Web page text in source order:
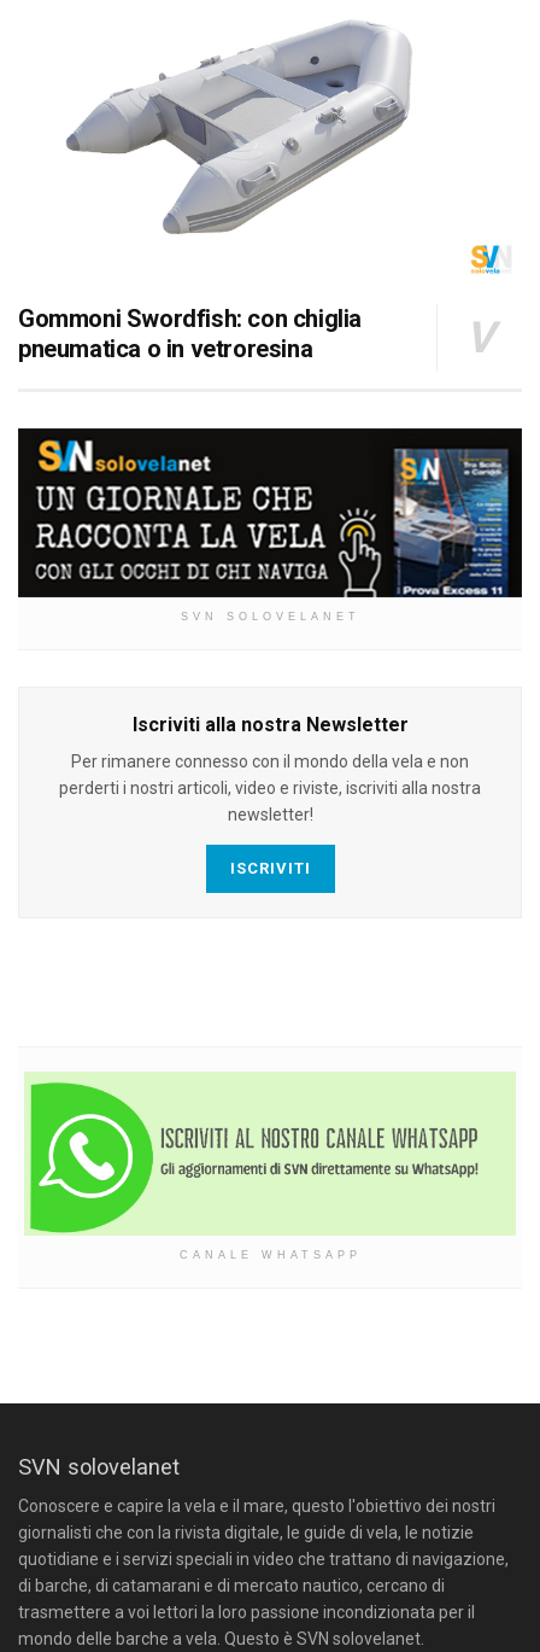
Gommoni Swordfish: con chiglia
pneumatica o in vetroresina
SVN SOLOVELANET
Iscriviti alla nostra Newsletter
Per rimanere connesso con il mondo della vela e non
perderti i nostri articoli, video e riviste, iscriviti alla nostra
newsletter!
ISCRIVITI
CANALE WHATSAPP
SVN solovelanet
Conoscere e capire la vela e il mare, questo l'obiettivo dei nostri
giornalisti che con la rivista digitale, le guide di vela, le notizie
quotidiane e i servizi speciali in video che trattano di navigazione,
di barche, di catamarani e di mercato nautico, cercano di
trasmettere a voi lettori la loro passione incondizionata per il
mondo delle barche a vela. Questo è SVN solovelanet.